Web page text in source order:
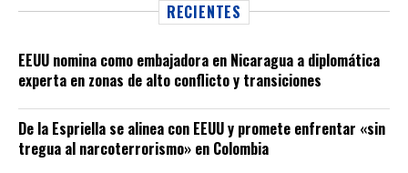
RECIENTES
EEUU nomina como embajadora en Nicaragua a diplomática
experta en zonas de alto conflicto y transiciones
De la Espriella se alinea con EEUU y promete enfrentar «sin
tregua al narcoterrorismo» en Colombia